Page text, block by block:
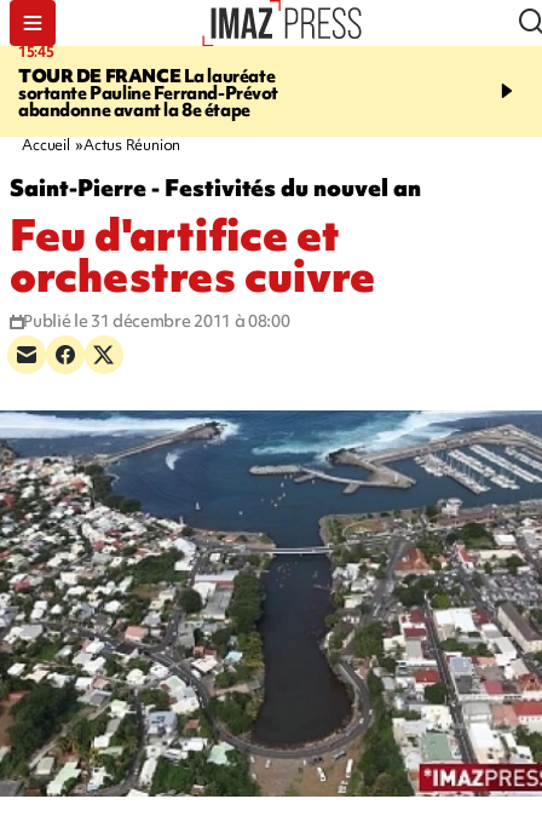
15:45
TOUR DE FRANCELa lauréate
sortante Pauline Ferrand-Prévot
abandonne avant la 8e étape
20:17
routière, concours de
Accueil Actus Réunion
Saint-Pierre - Festivités du nouvel an
Feu d'artifice et
orchestres cuivre
Publié le 31 décembre 2011 à 08:00